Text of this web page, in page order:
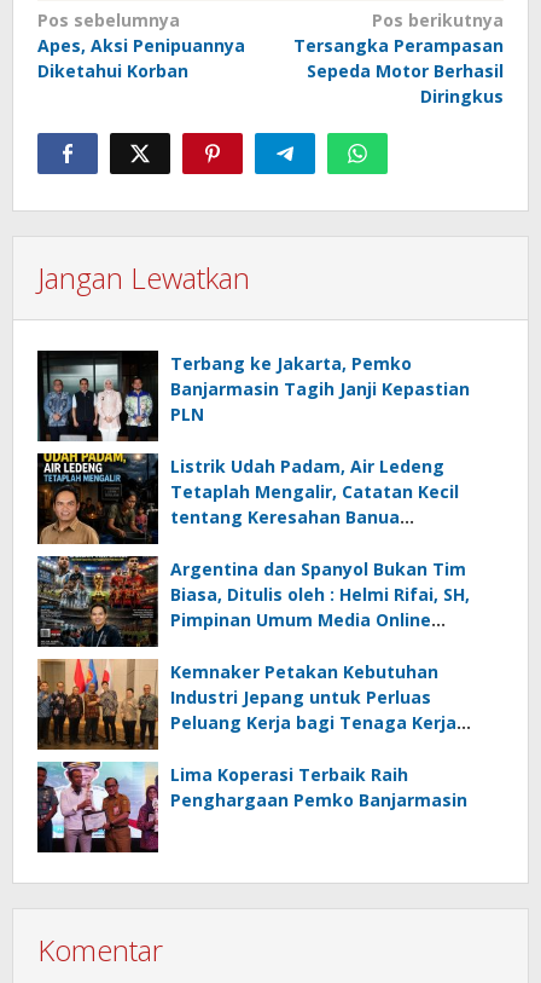
Navigasi
pos
Pos sebelumnya
Apes, Aksi Penipuannya
Diketahui Korban
Pos berikutnya
Tersangka Perampasan
Sepeda Motor Berhasil
Diringkus
Jangan Lewatkan
Terbang ke Jakarta, Pemko
Banjarmasin Tagih Janji Kepastian
PLN
Listrik Udah Padam, Air Ledeng
Tetaplah Mengalir, Catatan Kecil
tentang Keresahan Banua
Ancaman Lingkungan, Oleh : Helmi
Rifai, SH
Argentina dan Spanyol Bukan Tim
Biasa, Ditulis oleh : Helmi Rifai, SH,
Pimpinan Umum Media Online
Kemnaker Petakan Kebutuhan
Industri Jepang untuk Perluas
Peluang Kerja bagi Tenaga Kerja
Lima Koperasi Terbaik Raih
Penghargaan Pemko Banjarmasin
Komentar